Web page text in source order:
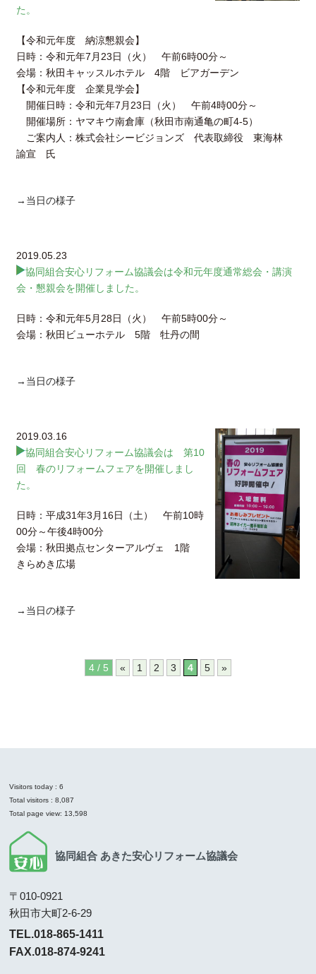
た。
【令和元年度 納涼懇親会】
日時：令和元年7月23日（火） 午前6時00分～
会場：秋田キャッスルホテル 4階 ビアガーデン
【令和元年度 企業見学会】
開催日時：令和元年7月23日（火） 午前4時00分～
開催場所：ヤマキウ南倉庫（秋田市南通亀の町4-5）
ご案内人：株式会社シービジョンズ 代表取締役 東海林
諭宣 氏
→当日の様子
2019.05.23
協同組合安心リフォーム協議会は令和元年度通常総会・講演
会・懇親会を開催しました。
日時：令和元年5月28日（火） 午前5時00分～
会場：秋田ビューホテル 5階 牡丹の間
→当日の様子
2019.03.16
協同組合安心リフォーム協議会は 第10
回 春のリフォームフェアを開催しまし
た。
日時：平成31年3月16日（土） 午前10時
00分～午後4時00分
会場：秋田拠点センターアルヴェ 1階
きらめき広場
→当日の様子
4 / 5 « 1 2 3 4 5 »
Visitors today :6
Total visitors :8,087
Total page view: 13,598
協同組合 あきた安心リフォーム協議会
〒010-0921
秋田市大町2-6-29
TEL.018-865-1411
FAX.018-874-9241